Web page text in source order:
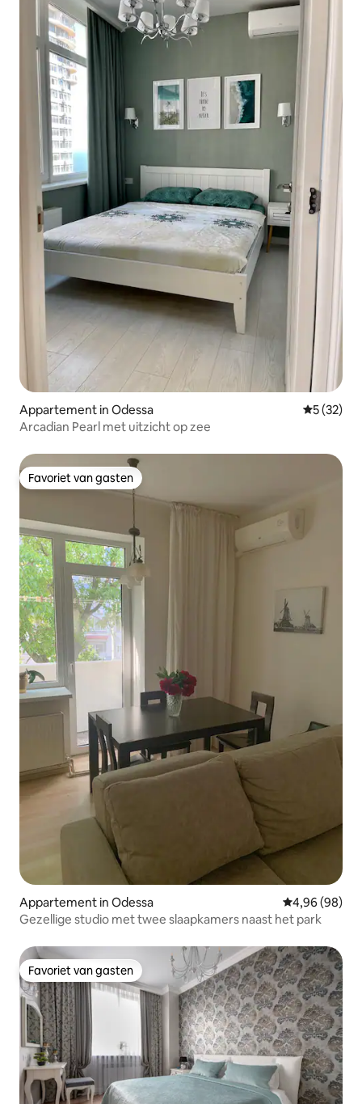
Appartement in Odessa
5 (32)
Arcadian Pearl met uitzicht op zee
Favoriet van gasten
Favoriet van gasten
Appartement in Odessa Gemiddelde
4,96 (98)
Gezellige studio met twee slaapkamers naast het park
Favoriet van gasten
Favoriet van gasten